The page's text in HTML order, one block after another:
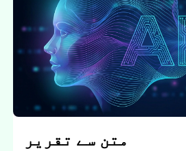
متن سے تقریر